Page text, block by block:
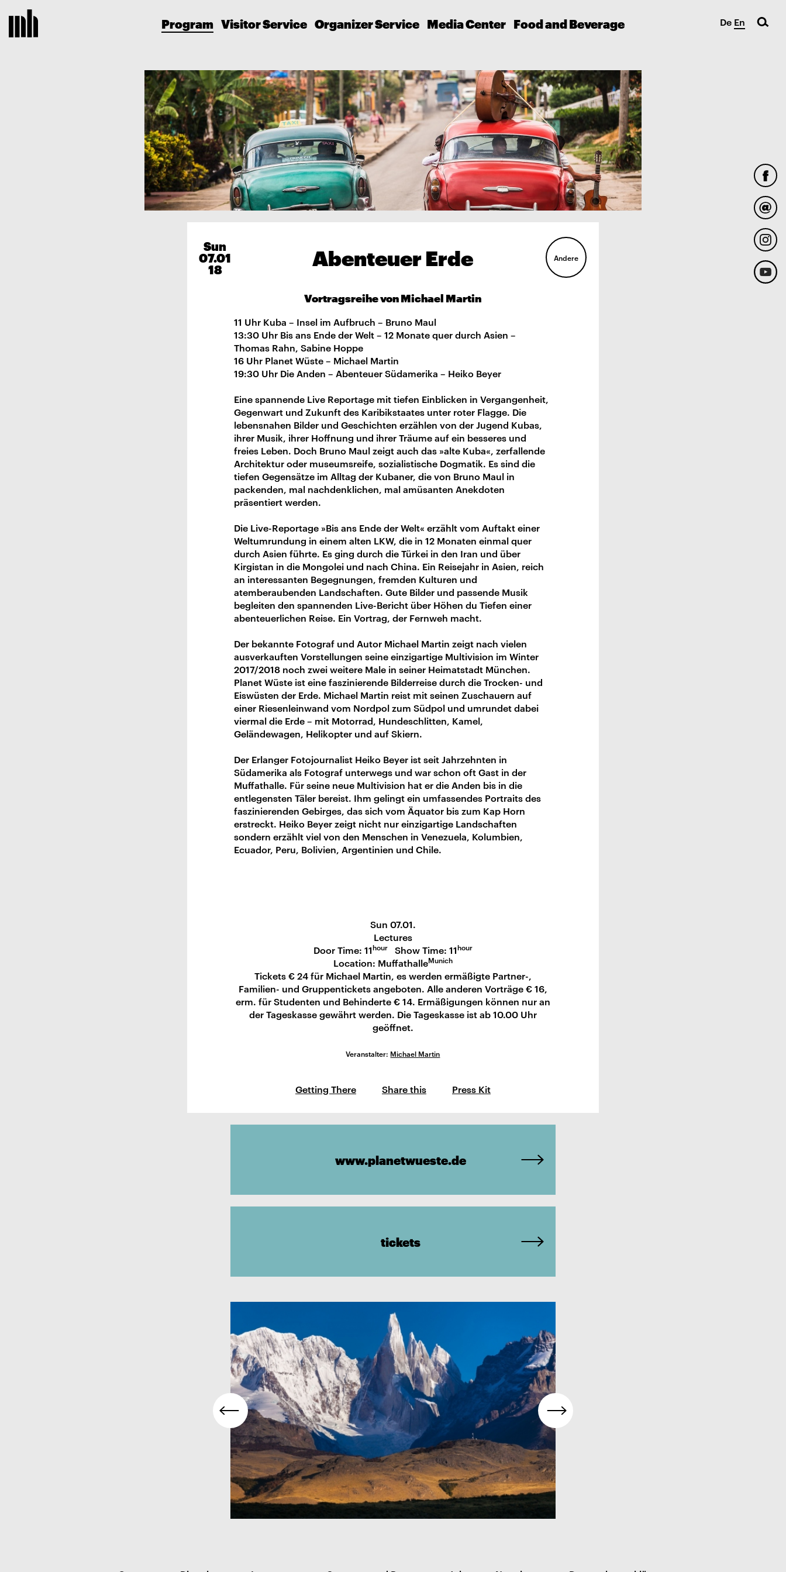
De En
Program Visitor Service Organizer Service Media Center Food and Beverage
Sun
07.01
18 Abenteuer Erde Andere
Vortragsreihe von Michael Martin
11 Uhr Kuba – Insel im Aufbruch – Bruno Maul
13:30 Uhr Bis ans Ende der Welt – 12 Monate quer durch Asien –
Thomas Rahn, Sabine Hoppe
16 Uhr Planet Wüste – Michael Martin
19:30 Uhr Die Anden – Abenteuer Südamerika – Heiko Beyer
Eine spannende Live Reportage mit tiefen Einblicken in Vergangenheit,
Gegenwart und Zukunft des Karibikstaates unter roter Flagge. Die
lebensnahen Bilder und Geschichten erzählen von der Jugend Kubas,
ihrer Musik, ihrer Hoffnung und ihrer Träume auf ein besseres und
freies Leben. Doch Bruno Maul zeigt auch das »alte Kuba«, zerfallende
Architektur oder museumsreife, sozialistische Dogmatik. Es sind die
tiefen Gegensätze im Alltag der Kubaner, die von Bruno Maul in
packenden, mal nachdenklichen, mal amüsanten Anekdoten
präsentiert werden.
Die Live-Reportage »Bis ans Ende der Welt« erzählt vom Auftakt einer
Weltumrundung in einem alten LKW, die in 12 Monaten einmal quer
durch Asien führte. Es ging durch die Türkei in den Iran und über
Kirgistan in die Mongolei und nach China. Ein Reisejahr in Asien, reich
an interessanten Begegnungen, fremden Kulturen und
atemberaubenden Landschaften. Gute Bilder und passende Musik
begleiten den spannenden Live-Bericht über Höhen du Tiefen einer
abenteuerlichen Reise. Ein Vortrag, der Fernweh macht.
Der bekannte Fotograf und Autor Michael Martin zeigt nach vielen
ausverkauften Vorstellungen seine einzigartige Multivision im Winter
2017/2018 noch zwei weitere Male in seiner Heimatstadt München.
Planet Wüste ist eine faszinierende Bilderreise durch die Trocken- und
Eiswüsten der Erde. Michael Martin reist mit seinen Zuschauern auf
einer Riesenleinwand vom Nordpol zum Südpol und umrundet dabei
viermal die Erde – mit Motorrad, Hundeschlitten, Kamel,
Geländewagen, Helikopter und auf Skiern.
Der Erlanger Fotojournalist Heiko Beyer ist seit Jahrzehnten in
Südamerika als Fotograf unterwegs und war schon oft Gast in der
Muffathalle. Für seine neue Multivision hat er die Anden bis in die
entlegensten Täler bereist. Ihm gelingt ein umfassendes Portraits des
faszinierenden Gebirges, das sich vom Äquator bis zum Kap Horn
erstreckt. Heiko Beyer zeigt nicht nur einzigartige Landschaften
sondern erzählt viel von den Menschen in Venezuela, Kolumbien,
Ecuador, Peru, Bolivien, Argentinien und Chile.
Sun 07.01.
Lectures
Door Time: 11hourShow Time: 11hour
Location: MuffathalleMunich
Tickets € 24 für Michael Martin, es werden ermäßigte Partner-,
Familien- und Gruppentickets angeboten. Alle anderen Vorträge € 16,
erm. für Studenten und Behinderte € 14. Ermäßigungen können nur an
der Tageskasse gewährt werden. Die Tageskasse ist ab 10.00 Uhr
geöffnet.
Veranstalter: Michael Martin
Getting There Share this Press Kit
www.planetwueste.de
tickets